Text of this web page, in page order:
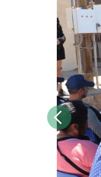
Previous